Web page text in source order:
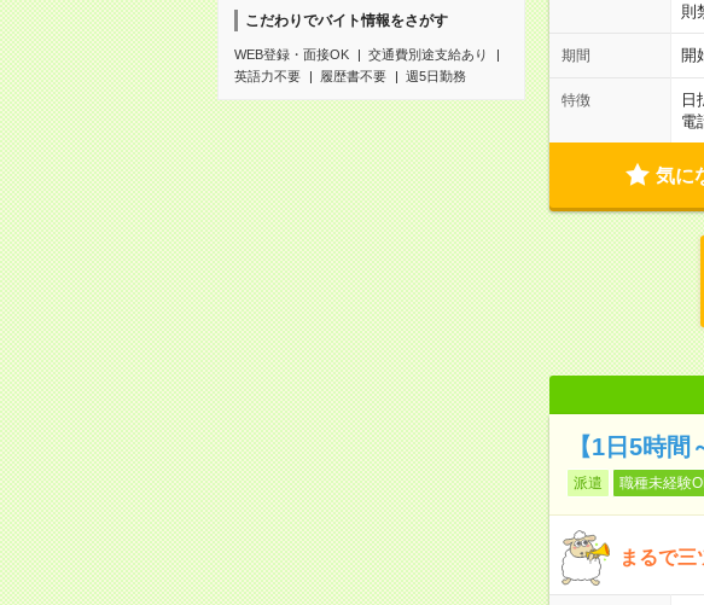
こだわりでバイト情報をさがす
WEB登録・面接OK
交通費別途支給あり
英語力不要
履歴書不要 週5日勤務
則
期間 開
特徴 日
電
気に
【1日5時
派遣 職種未経験
まるで